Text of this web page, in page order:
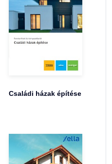
Családi házak építése